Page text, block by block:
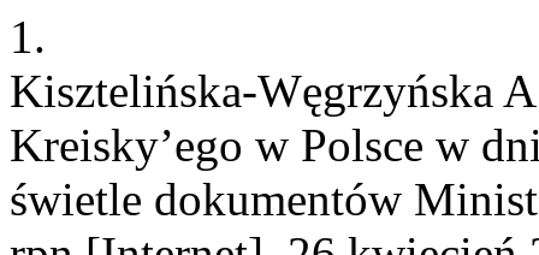
1.
Kisztelińska-Węgrzyńska
Kreisky’ego w Polsce w
świetle dokumentów